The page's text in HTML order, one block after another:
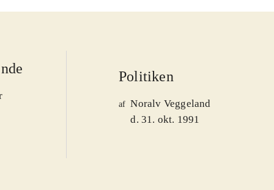
Politiken
af Noralv Veggeland
d. 31. okt. 1991